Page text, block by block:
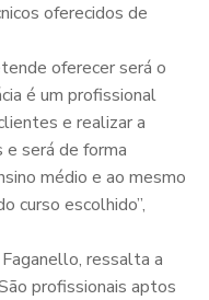
oferecidos de
oferecer será o
é um profissional
e realizar a
será de forma
médio e ao mesmo
curso escolhido”,
ressalta a
profissionais aptos